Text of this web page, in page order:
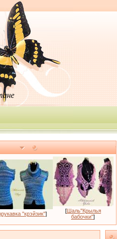
"крэйзик"] [Шаль"Крылья
бабочки"]